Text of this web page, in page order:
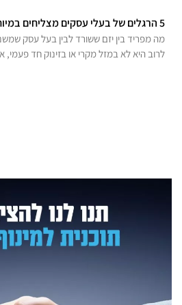
5 הרגלים של בעלי עסקים מצליחים במיוחד
מה מפריד בין יזם ששורד לבין בעל עסק
לרוב היא לא במזל מקרי או בזינוק חד